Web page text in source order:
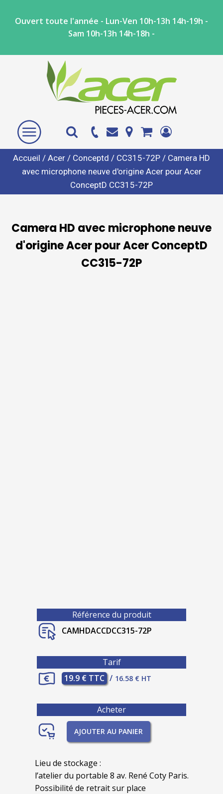
Ouvert toute l'année - Lun-Ven 10h-13h 14h-19h -
Sam 10h-13h 14h-18h -
Accueil / Acer / Conceptd / CC315-72P / Camera HD
avec microphone neuve d'origine Acer pour Acer
ConceptD CC315-72P
Camera HD avec microphone neuve
d'origine Acer pour Acer ConceptD
CC315-72P
Référence du produit
CAMHDACCDCC315-72P
Tarif
19.9 € TTC / 16.58 € HT
Acheter
AJOUTER AU PANIER
Lieu de stockage :
l’atelier du portable 8 av. René Coty Paris.
Possibilité de retrait sur place